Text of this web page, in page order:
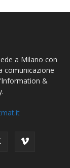
a Milano con
comunicazione
&